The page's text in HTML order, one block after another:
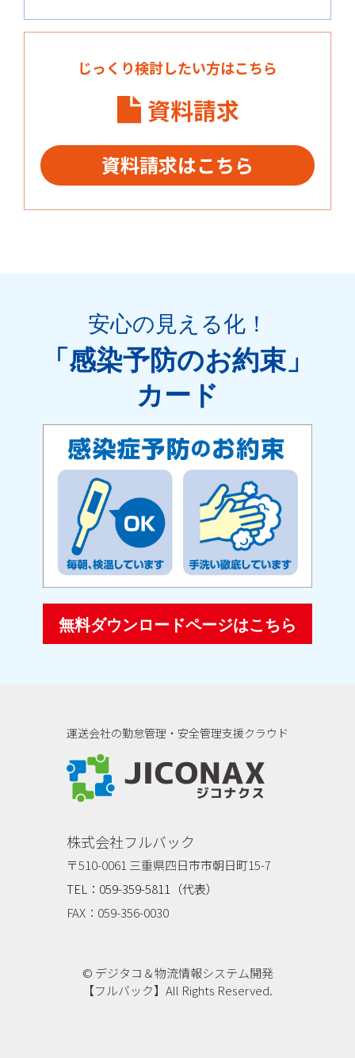
じっくり検討したい方はこちら
資料請求
資料請求はこちら
安心の見える化！
「感染予防のお約束」
カード
無料ダウンロードページはこちら
運送会社の勤怠管理・安全管理支援クラウド
株式会社フルバック
〒510-0061 三重県四日市市朝日町15-7
TEL：059-359-5811（代表）
FAX：059-356-0030
© デジタコ＆物流情報システム開発
【フルバック】All Rights Reserved.